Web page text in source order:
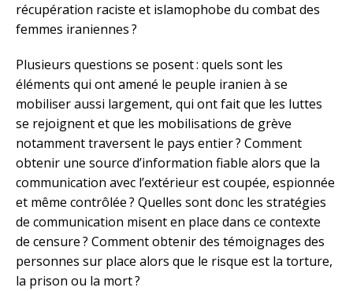
récupération raciste et islamophobe du combat des
femmes iraniennes ?
Plusieurs questions se posent : quels sont les
éléments qui ont amené le peuple iranien à se
mobiliser aussi largement, qui ont fait que les luttes
se rejoignent et que les mobilisations de grève
notamment traversent le pays entier ? Comment
obtenir une source d’information fiable alors que la
communication avec l’extérieur est coupée, espionnée
et même contrôlée ? Quelles sont donc les stratégies
de communication misent en place dans ce contexte
de censure ? Comment obtenir des témoignages des
personnes sur place alors que le risque est la torture,
la prison ou la mort ?